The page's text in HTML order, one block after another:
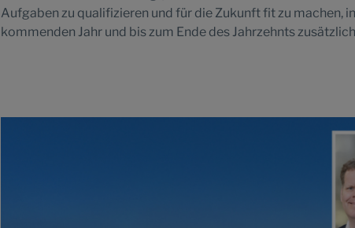
Aufgaben zu qualifizieren und für die Zukunft fit zu machen,
kommenden Jahr und bis zum Ende des Jahrzehnts